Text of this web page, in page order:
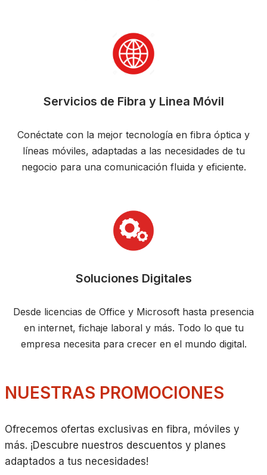
Servicios de Fibra y Linea Móvil
Conéctate con la mejor tecnología en fibra óptica y
líneas móviles, adaptadas a las necesidades de tu
negocio para una comunicación fluida y eficiente.
Soluciones Digitales
Desde licencias de Office y Microsoft hasta presencia
en internet, fichaje laboral y más. Todo lo que tu
empresa necesita para crecer en el mundo digital.
NUESTRAS PROMOCIONES
Ofrecemos ofertas exclusivas en fibra, móviles y
más. ¡Descubre nuestros descuentos y planes
adaptados a tus necesidades!